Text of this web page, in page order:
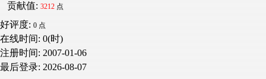
贡献值: 3212 点
好评度: 0 点
在线时间: 0(时)
注册时间: 2007-01-06
最后登录: 2026-08-07